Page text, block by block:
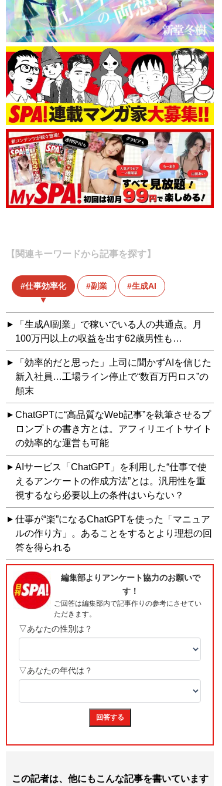
【関連キーワードから記事を探す】
仕事効率化 副業 生成AI
「生成AI副業」で稼いでいる人の共通点。月
100万円以上の収益を出す62歳男性も…
「効率的だと思った」上司に聞かずAIを信じた
新入社員…工場ライン停止で“数百万円ロス”の
顛末
ChatGPTに“高品質なWeb記事”を執筆させるプ
ロンプトの書き方とは。アフィリエイトサイト
の効率的な運営も可能
AIサービス「ChatGPT」を利用した“仕事で使
えるアンケートの作成方法”とは。汎用性を重
視するなら必要以上の条件はいらない？
仕事が“楽”になるChatGPTを使った「マニュア
ルの作り方」。あることをするとより理想の回
答を得られる
この記者は、他にもこんな記事を書いています